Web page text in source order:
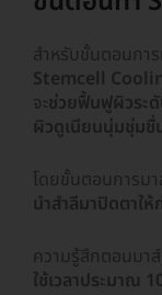
สำหรับขั้นตอนกา
Stemcell
จะช่วยฟื้นฟูผิวระดั
ผิวดูเนียนนุ่มชุ่มชื่
โดยขั้นตอนการมา
นำสำลีมาปิดตาใ
ความรู้สึกตอนมา
ใช้เวลาประมาณ